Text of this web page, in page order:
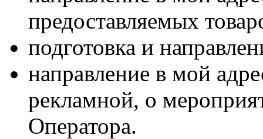
предоставляемых
подготовка и
направление в мой
рекламной, о
Оператора.